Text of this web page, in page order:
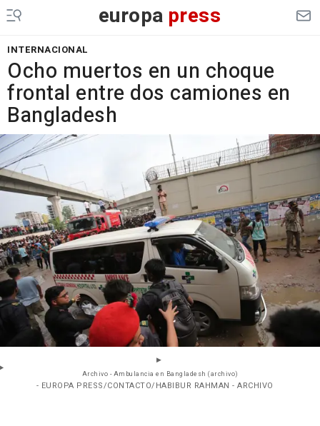
europa press
INTERNACIONAL
Ocho muertos en un choque
frontal entre dos camiones en
Bangladesh
Archivo - Ambulancia en Bangladesh (archivo)
- EUROPA PRESS/CONTACTO/HABIBUR RAHMAN - ARCHIVO